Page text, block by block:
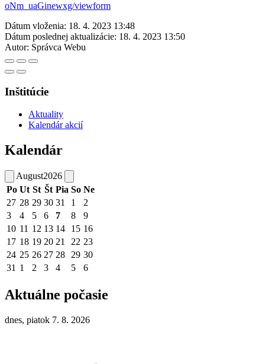
oNm_uaGinewxg/viewform
Dátum vloženia: 18. 4. 2023 13:48
Dátum poslednej aktualizácie: 18. 4. 2023 13:50
Autor: Správca Webu
Inštitúcie
Aktuality
Kalendár akcií
Kalendár
August2026
Po Ut St Št Pia So Ne
27 28 29 30 31 1
2
3
4 5 6 7 8
9
10 11 12 13 14 15 16
17 18 19 20 21 22 23
24 25 26 27 28 29 30
31 1 2 3 4 5 6
Aktuálne počasie
dnes, piatok 7. 8. 2026